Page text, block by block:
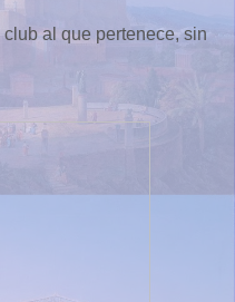
al que pertenece, sin